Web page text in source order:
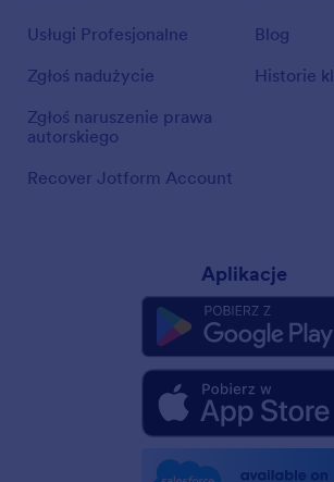
Usługi Profesjonalne
Zgłoś nadużycie
Zgłoś naruszenie prawa
autorskiego
Recover Jotform Account
Blog
Historie
Aplikacje